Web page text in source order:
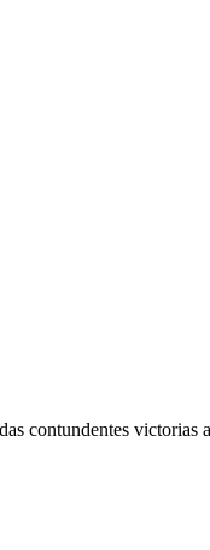
contundentes